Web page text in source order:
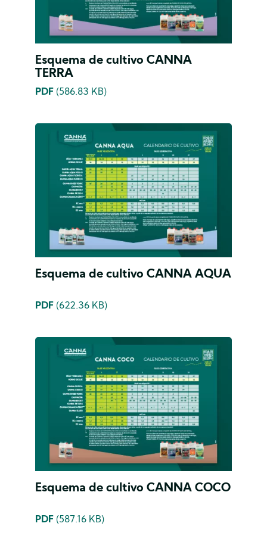
Esquema de cultivo CANNA
TERRA
PDF (586.83 KB)
Esquema de cultivo CANNA AQUA
PDF (622.36 KB)
Esquema de cultivo CANNA COCO
PDF (587.16 KB)